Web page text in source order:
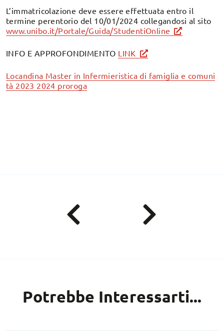
L’immatricolazione deve essere effettuata entro il
termine perentorio del 10/01/2024 collegandosi al sito
www.unibo.it/Portale/Guida/StudentiOnline
INFO E APPROFONDIMENTO LINK
Locandina Master in Infermieristica di famiglia e comuni
tà 2023 2024 proroga
Potrebbe Interessarti...